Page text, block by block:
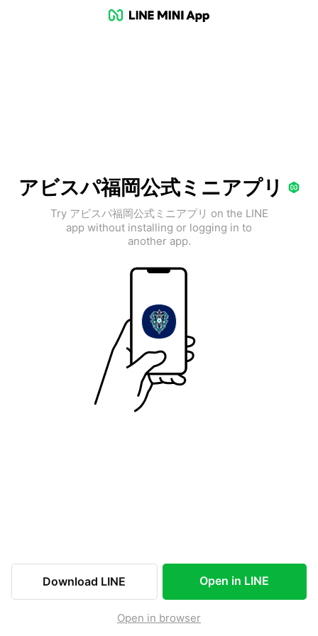
アビスパ福岡公式ミニアプリ
Try アビスパ福岡公式ミニアプリ on the LINE
app without installing or logging in to
another app.
Download LINE Open in LINE
Open in browser